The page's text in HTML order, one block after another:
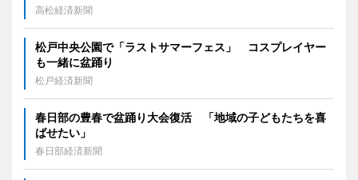
高松経済新聞
松戸中央公園で「ラストサマーフェス」 コスプレイヤー
も一緒に盆踊り
松戸経済新聞
春日部の豊春で盆踊り大会復活 「地域の子どもたちを喜
ばせたい」
春日部経済新聞